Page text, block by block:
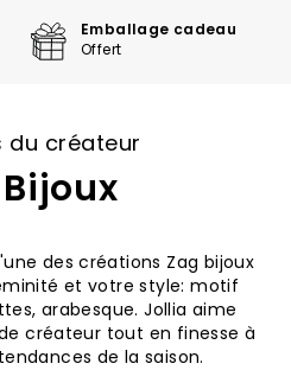
Emballage cadeau
Offert
du créateur
des créations Zag bijoux
et votre style: motif
arabesque. Jollia aime
créateur tout en finesse à
de la saison.